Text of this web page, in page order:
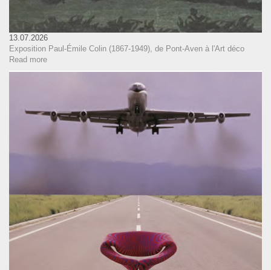
13.07.2026
Exposition Paul-Émile Colin (1867-1949), de Pont-Aven à l'Art déco
Read more